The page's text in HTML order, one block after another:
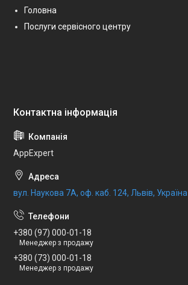
Головна
Послуги сервісного центру
AppExpert
вул. Наукова 7А, оф. каб. 124, Львів, Україна
+380 (97) 000-01-18
Менеджер з продажу
+380 (73) 000-01-18
Менеджер з продажу